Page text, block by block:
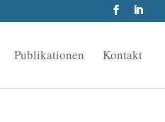
Publikationen Kontakt